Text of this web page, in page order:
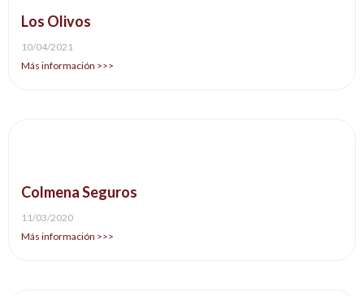
Los Olivos
10/04/2021
Más información >>>
Colmena Seguros
11/03/2020
Más información >>>